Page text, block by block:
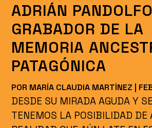
ADRIÁN
GRABADOR DE LA
MEMORIA
PATAGÓNICA
POR MARÍA CLAUDIA MARTÍNEZ
DESDE SU MIRADA AGUDA Y
TENEMOS LA POSIBILIDAD DE